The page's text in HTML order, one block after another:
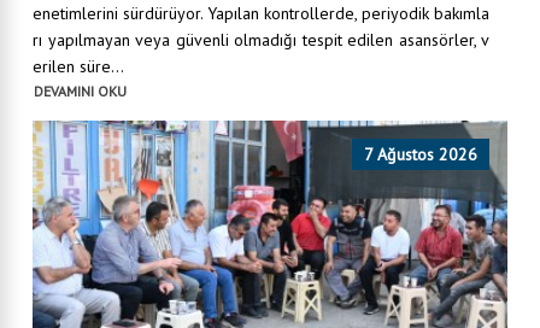
enetimlerini sürdürüyor. Yapılan kontrollerde, periyodik bakımla
rı yapılmayan veya güvenli olmadığı tespit edilen asansörler, v
erilen süre...
DEVAMINI OKU
7 Ağustos 2026